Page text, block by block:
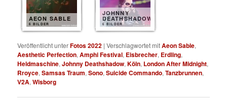
AEON SABLE
6 BILDER
JOHNNY
DEATHSHADOW
6 BILDER
Veröffentlicht unterFotos 2022 |Verschlagwortet mitAeon Sable,
Aesthetic Perfection,Amphi Festival, Eisbrecher, Erdling,
Heldmaschine,Johnny Deathshadow,Köln, London After Midnight,
Rroyce,Samsas Traum,Sono,Suicide Commando,Tanzbrunnen,
V2A,Wisborg